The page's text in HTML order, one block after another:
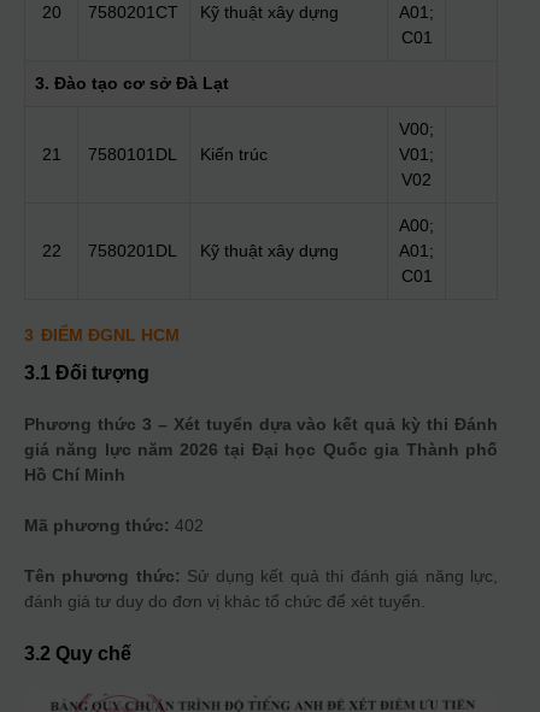
20 7580201CT Kỹ thuật xây dựng
A01;
C01
3. Đào tạo cơ sở Đà Lạt
21 7580101DL Kiến trúc
V00;
V01;
V02
22 7580201DL Kỹ thuật xây dựng
A00;
A01;
C01
3 ĐIỂM ĐGNL HCM
3.1 Đối tượng
Phương thức 3 – Xét tuyển dựa vào kết quả kỳ thi Đánh
giá năng lực năm 2026 tại Đại học Quốc gia Thành phố
Hồ Chí Minh
Mã phương thức: 402
Tên phương thức: Sử dụng kết quả thi đánh giá năng lực,
đánh giá tư duy do đơn vị khác tổ chức để xét tuyển.
3.2 Quy chế